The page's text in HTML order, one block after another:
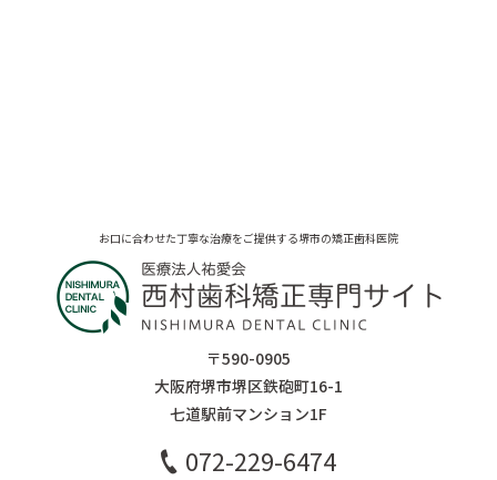
お口に合わせた丁寧な治療をご提供する堺市の矯正歯科医院
〒590-0905
大阪府堺市堺区鉄砲町16-1
七道駅前マンション1F
072-229-6474